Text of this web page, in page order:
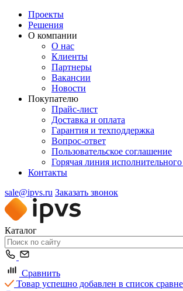
Проекты
Решения
О компании
О нас
Клиенты
Партнеры
Вакансии
Новости
Покупателю
Прайс-лист
Доставка и оплата
Гарантия и техподдержка
Вопрос-ответ
Пользовательское соглашение
Горячая линия
Контакты
sale@ipvs.ru Заказать звонок
Каталог
Сравнить
Товар успешно добавлен в список